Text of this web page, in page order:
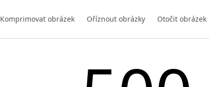
Komprimovat obrázek Oříznout obrázky Otočit obrázek